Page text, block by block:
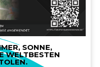
SONNE,
WELTBESTEN